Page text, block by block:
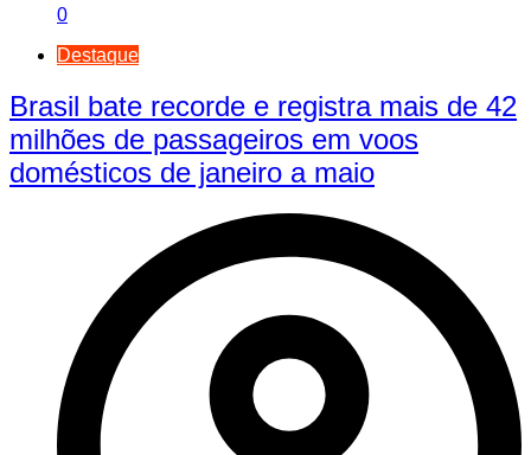
0
Destaque
Brasil bate recorde e registra mais de 42
milhões de passageiros em voos
domésticos de janeiro a maio